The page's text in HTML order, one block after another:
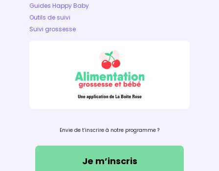
Guides Happy Baby
Outils de suivi
Suivi grossesse
Envie de t’inscrire à notre programme ?
Je m’inscris